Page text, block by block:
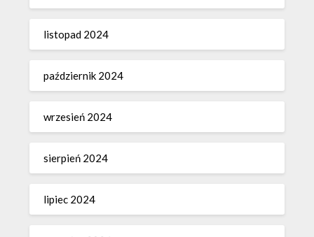
listopad 2024
październik 2024
wrzesień 2024
sierpień 2024
lipiec 2024